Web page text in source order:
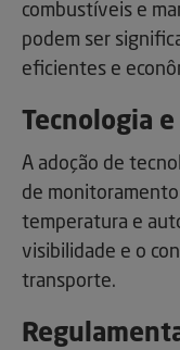
combustíveis e
podem ser
eficientes e
Tecnologia
A adoção de
de
temperatura e
visibilidade e o
transporte.